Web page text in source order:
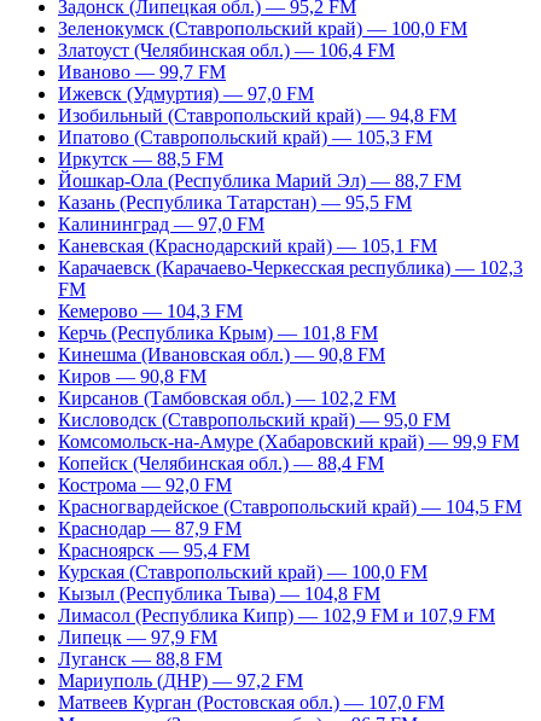
Задонск (Липецкая обл.) — 95,2 FM
Зеленокумск (Ставропольский край) — 100,0 FM
Златоуст (Челябинская обл.) — 106,4 FM
Иваново — 99,7 FM
Ижевск (Удмуртия) — 97,0 FM
Изобильный (Ставропольский край) — 94,8 FM
Ипатово (Ставропольский край) — 105,3 FM
Иркутск — 88,5 FM
Йошкар-Ола (Республика Марий Эл) — 88,7 FM
Казань (Республика Татарстан) — 95,5 FM
Калининград — 97,0 FM
Каневская (Краснодарский край) — 105,1 FM
Карачаевск (Карачаево-Черкесская республика) — 102,3
FM
Кемерово — 104,3 FM
Керчь (Республика Крым) — 101,8 FM
Кинешма (Ивановская обл.) — 90,8 FM
Киров — 90,8 FM
Кирсанов (Тамбовская обл.) — 102,2 FM
Кисловодск (Ставропольский край) — 95,0 FM
Комсомольск-на-Амуре (Хабаровский край) — 99,9 FM
Копейск (Челябинская обл.) — 88,4 FM
Кострома — 92,0 FM
Красногвардейское (Ставропольский край) — 104,5 FM
Краснодар — 87,9 FM
Красноярск — 95,4 FM
Курская (Ставропольский край) — 100,0 FM
Кызыл (Республика Тыва) — 104,8 FM
Лимасол (Республика Кипр) — 102,9 FM и 107,9 FM
Липецк — 97,9 FM
Луганск — 88,8 FM
Мариуполь (ДНР) — 97,2 FM
Матвеев Курган (Ростовская обл.) — 107,0 FM